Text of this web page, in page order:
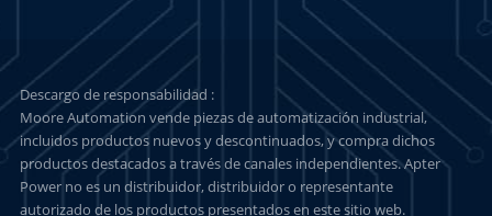
Descargo de responsabilidad :
Moore Automation vende piezas de automatización industrial,
incluidos productos nuevos y descontinuados, y compra dichos
productos destacados a través de canales independientes. Apter
Power no es un distribuidor, distribuidor o representante
autorizado de los productos presentados en este sitio web.